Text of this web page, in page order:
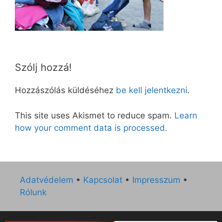
Szólj hozzá!
Hozzászólás küldéséhez be kell jelentkezni.
This site uses Akismet to reduce spam. Learn
how your comment data is processed.
Adatvédelem • Kapcsolat • Impresszum •
Rólunk